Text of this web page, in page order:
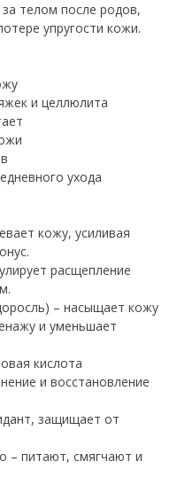
телом после родов,
упругости кожи.
и целлюлита
ухода
кожу, усиливая
расщепление
– насыщает кожу
и уменьшает
кислота
и восстановление
защищает от
– питают, смягчают и